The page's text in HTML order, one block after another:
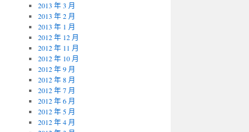
2013 年 3 月
2013 年 2 月
2013 年 1 月
2012 年 12 月
2012 年 11 月
2012 年 10 月
2012 年 9 月
2012 年 8 月
2012 年 7 月
2012 年 6 月
2012 年 5 月
2012 年 4 月